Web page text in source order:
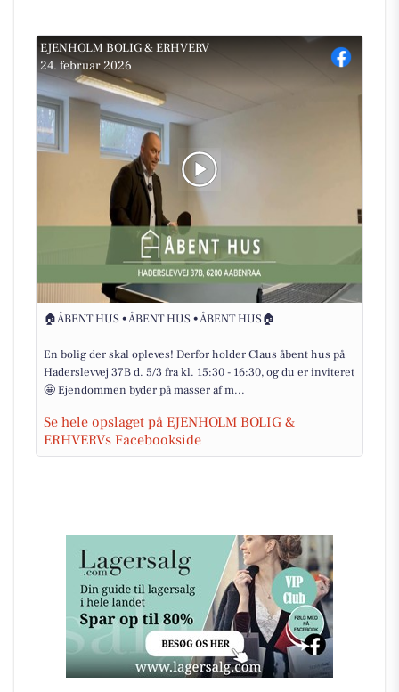
EJENHOLM BOLIG & ERHVERV
24. februar 2026
🏠ÅBENT HUS • ÅBENT HUS • ÅBENT HUS🏠
En bolig der skal opleves! Derfor holder Claus åbent hus på
Haderslevvej 37B d. 5/3 fra kl. 15:30 - 16:30, og du er inviteret
🤩 Ejendommen byder på masser af m...
Se hele opslaget på EJENHOLM BOLIG &
ERHVERVs Facebookside